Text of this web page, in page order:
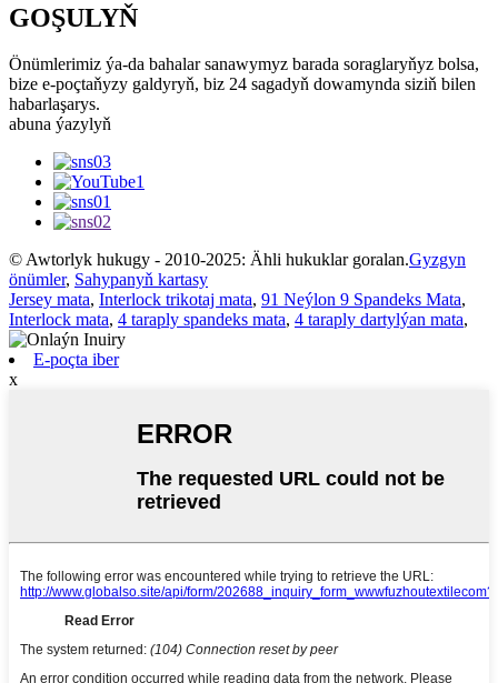
GOŞULYŇ
Önümlerimiz ýa-da bahalar sanawymyz barada soraglaryňyz bolsa,
bize e-poçtaňyzy galdyryň, biz 24 sagadyň dowamynda siziň bilen
habarlaşarys.
abuna ýazylyň
© Awtorlyk hukugy - 2010-2025: Ähli hukuklar goralan.Gyzgyn
önümler, Sahypanyň kartasy
Jersey mata, Interlock trikotaj mata, 91 Neýlon 9 Spandeks Mata,
Interlock mata, 4 taraply spandeks mata, 4 taraply dartylýan mata,
E-poçta iber
x